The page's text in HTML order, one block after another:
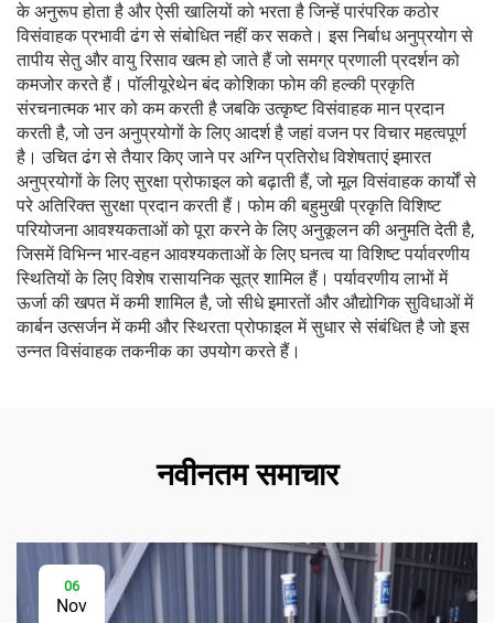
के अनुरूप होता है और ऐसी खालियों को भरता है जिन्हें पारंपरिक कठोर
विसंवाहक प्रभावी ढंग से संबोधित नहीं कर सकते। इस निर्बाध अनुप्रयोग से
तापीय सेतु और वायु रिसाव खत्म हो जाते हैं जो समग्र प्रणाली प्रदर्शन को
कमजोर करते हैं। पॉलीयूरेथेन बंद कोशिका फोम की हल्की प्रकृति
संरचनात्मक भार को कम करती है जबकि उत्कृष्ट विसंवाहक मान प्रदान
करती है, जो उन अनुप्रयोगों के लिए आदर्श है जहां वजन पर विचार महत्वपूर्ण
है। उचित ढंग से तैयार किए जाने पर अग्नि प्रतिरोध विशेषताएं इमारत
अनुप्रयोगों के लिए सुरक्षा प्रोफाइल को बढ़ाती हैं, जो मूल विसंवाहक कार्यों से
परे अतिरिक्त सुरक्षा प्रदान करती हैं। फोम की बहुमुखी प्रकृति विशिष्ट
परियोजना आवश्यकताओं को पूरा करने के लिए अनुकूलन की अनुमति देती है,
जिसमें विभिन्न भार-वहन आवश्यकताओं के लिए घनत्व या विशिष्ट पर्यावरणीय
स्थितियों के लिए विशेष रासायनिक सूत्र शामिल हैं। पर्यावरणीय लाभों में
ऊर्जा की खपत में कमी शामिल है, जो सीधे इमारतों और औद्योगिक सुविधाओं में
कार्बन उत्सर्जन में कमी और स्थिरता प्रोफाइल में सुधार से संबंधित है जो इस
उन्नत विसंवाहक तकनीक का उपयोग करते हैं।
नवीनतम समाचार
06
Nov